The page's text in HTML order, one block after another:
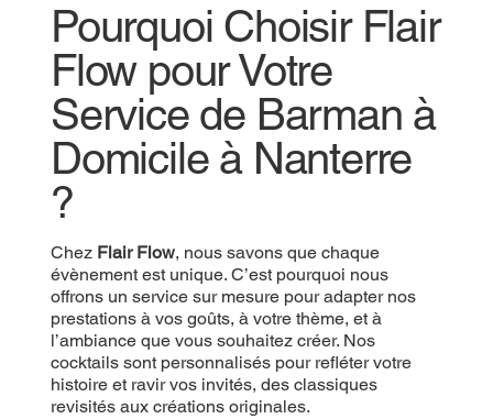
Pourquoi Choisir Flair
Flow pour Votre
Service de Barman à
Domicile à Nanterre
?
Chez Flair Flow, nous savons que chaque
évènement est unique. C’est pourquoi nous
offrons un service sur mesure pour adapter nos
prestations à vos goûts, à votre thème, et à
l’ambiance que vous souhaitez créer. Nos
cocktails sont personnalisés pour refléter votre
histoire et ravir vos invités, des classiques
revisités aux créations originales.